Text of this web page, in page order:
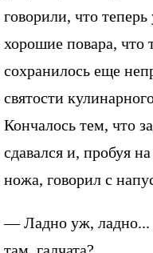
говорили, что
хорошие повара, что
сохранилось еще
святости
Кончалось тем, что
сдавался и, пробуя
ножа, говорил с
— Ладно уж, ладно...